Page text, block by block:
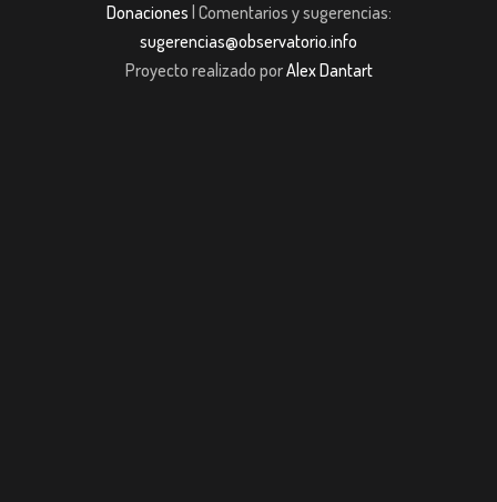
Donaciones | Comentarios y sugerencias:
sugerencias@observatorio.info
Proyecto realizado porAlex Dantart